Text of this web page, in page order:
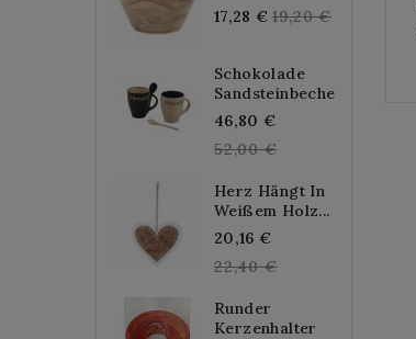
17,28 € Regular
19,20 €
Schokolade
Sandsteinbecher...
46,80 €
price
52,00 €
Herz Hängt In
Weißem Holz...
20,16 €
price
22,40 €
Runder
Kerzenhalter